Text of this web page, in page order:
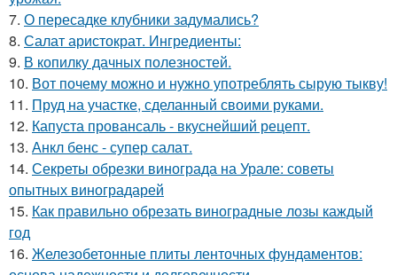
7. О пересадке клубники задумались?
8. Салат аристократ. Ингредиенты:
9. В копилку дачных полезностей.
10. Вот почему можно и нужно употреблять сырую тыкву!
11. Пруд на участке, сделанный своими руками.
12. Капуста провансаль - вкуснейший рецепт.
13. Анкл бенс - супер салат.
14. Секреты обрезки винограда на Урале: советы
опытных виноградарей
15. Как правильно обрезать виноградные лозы каждый
год
16. Железобетонные плиты ленточных фундаментов: